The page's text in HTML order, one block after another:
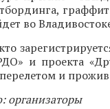
во
и проекта
и
организаторы